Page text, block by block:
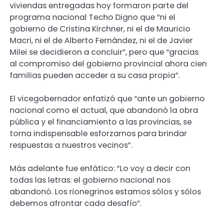
viviendas entregadas hoy formaron parte del
programa nacional Techo Digno que “ni el
gobierno de Cristina Kirchner, ni el de Mauricio
Macri, ni el de Alberto Fernández, ni el de Javier
Milei se decidieron a concluir”, pero que “gracias
al compromiso del gobierno provincial ahora cien
familias pueden acceder a su casa propia”.
El vicegobernador enfatizó que “ante un gobierno
nacional como el actual, que abandonó la obra
pública y el financiamiento a las provincias, se
torna indispensable esforzarnos para brindar
respuestas a nuestros vecinos”.
Más adelante fue enfático: “Lo voy a decir con
todas las letras: el gobierno nacional nos
abandonó. Los rionegrinos estamos sólos y sólos
debemos afrontar cada desafío”.